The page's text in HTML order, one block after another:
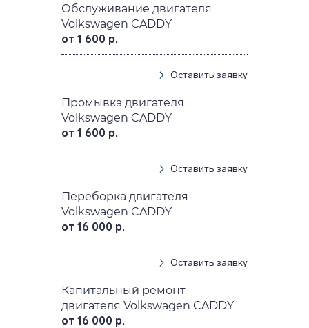
Обслуживание двигателя
Volkswagen CADDY
от 1 600 р.
Оставить заявку
Промывка двигателя
Volkswagen CADDY
от 1 600 р.
Оставить заявку
Переборка двигателя
Volkswagen CADDY
от 16 000 р.
Оставить заявку
Капитальный ремонт
двигателя Volkswagen CADDY
от 16 000 р.